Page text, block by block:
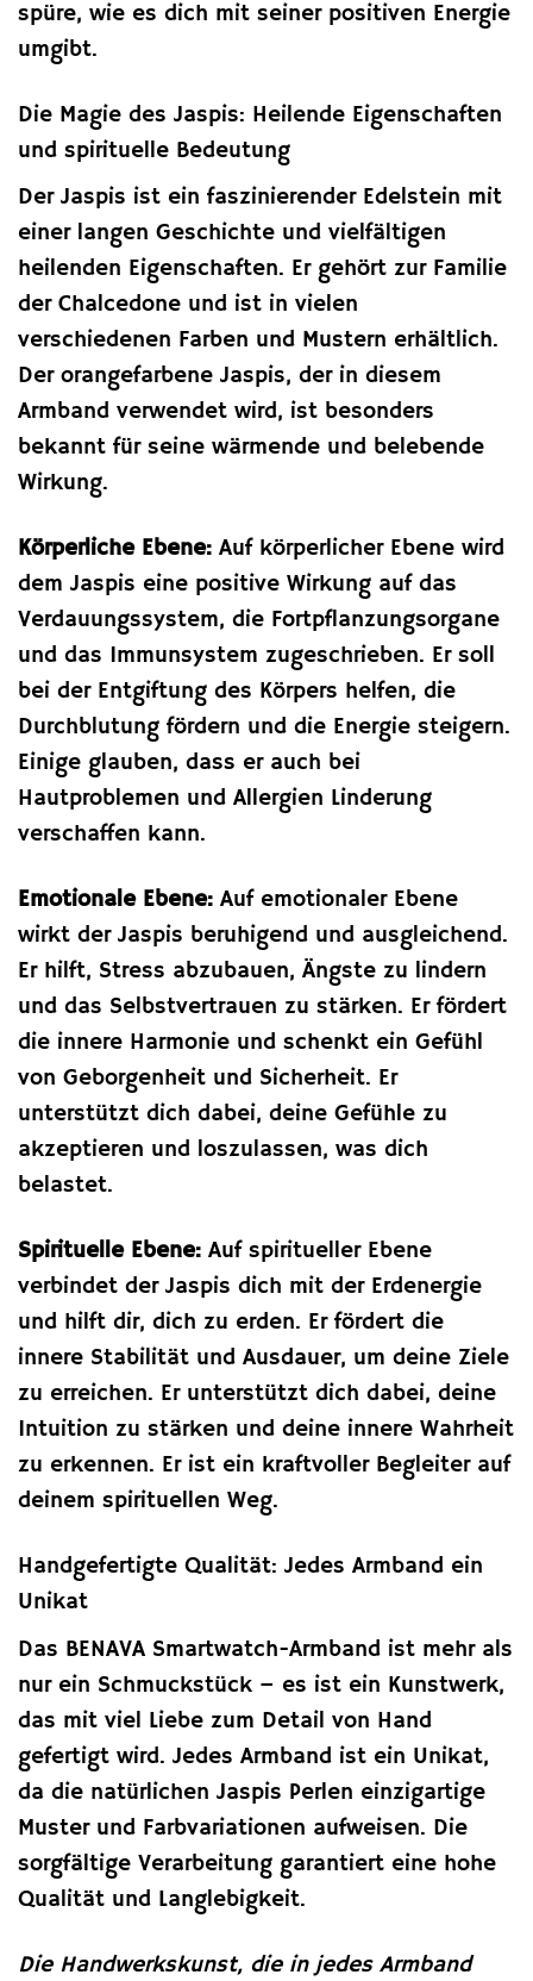
spüre, wie es dich mit seiner positiven Energie
umgibt.
Die Magie des Jaspis: Heilende Eigenschaften
und spirituelle Bedeutung
Der Jaspis ist ein faszinierender Edelstein mit
einer langen Geschichte und vielfältigen
heilenden Eigenschaften. Er gehört zur Familie
der Chalcedone und ist in vielen
verschiedenen Farben und Mustern erhältlich.
Der orangefarbene Jaspis, der in diesem
Armband verwendet wird, ist besonders
bekannt für seine wärmende und belebende
Wirkung.
Körperliche Ebene: Auf körperlicher Ebene wird
dem Jaspis eine positive Wirkung auf das
Verdauungssystem, die Fortpflanzungsorgane
und das Immunsystem zugeschrieben. Er soll
bei der Entgiftung des Körpers helfen, die
Durchblutung fördern und die Energie steigern.
Einige glauben, dass er auch bei
Hautproblemen und Allergien Linderung
verschaffen kann.
Emotionale Ebene: Auf emotionaler Ebene
wirkt der Jaspis beruhigend und ausgleichend.
Er hilft, Stress abzubauen, Ängste zu lindern
und das Selbstvertrauen zu stärken. Er fördert
die innere Harmonie und schenkt ein Gefühl
von Geborgenheit und Sicherheit. Er
unterstützt dich dabei, deine Gefühle zu
akzeptieren und loszulassen, was dich
belastet.
Spirituelle Ebene: Auf spiritueller Ebene
verbindet der Jaspis dich mit der Erdenergie
und hilft dir, dich zu erden. Er fördert die
innere Stabilität und Ausdauer, um deine Ziele
zu erreichen. Er unterstützt dich dabei, deine
Intuition zu stärken und deine innere Wahrheit
zu erkennen. Er ist ein kraftvoller Begleiter auf
deinem spirituellen Weg.
Handgefertigte Qualität: Jedes Armband ein
Unikat
Das BENAVA Smartwatch-Armband ist mehr als
nur ein Schmuckstück – es ist ein Kunstwerk,
das mit viel Liebe zum Detail von Hand
gefertigt wird. Jedes Armband ist ein Unikat,
da die natürlichen Jaspis Perlen einzigartige
Muster und Farbvariationen aufweisen. Die
sorgfältige Verarbeitung garantiert eine hohe
Qualität und Langlebigkeit.
Die Handwerkskunst, die in jedes Armband